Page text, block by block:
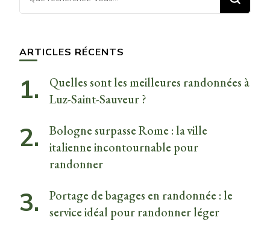
recherchiez
ARTICLES RÉCENTS
Quelles sont les meilleures randonnées à
Luz-Saint-Sauveur ?
Bologne surpasse Rome : la ville
italienne incontournable pour
randonner
Portage de bagages en randonnée : le
service idéal pour randonner léger